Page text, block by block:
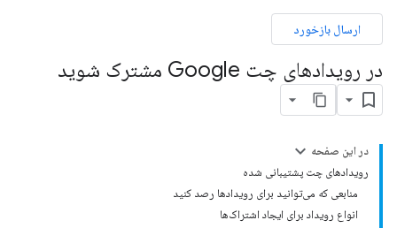
ارسال بازخورد
در رویدادهای چت Google مشترک شوید
در این صفحه
رویدادهای چت پشتیبانی شده
منابعی که می‌توانید برای رویدادها رصد کنید
انواع رویداد برای ایجاد اشتراک‌ها